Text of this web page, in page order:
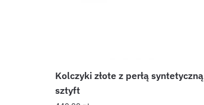
Kolczyki złote z perłą syntetyczną
sztyft